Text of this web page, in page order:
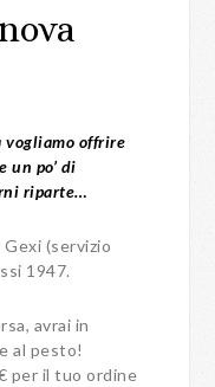
vogliamo offrire
un po’ di
riparte…
(servizio
1947.
avrai in
al pesto!
per il tuo ordine